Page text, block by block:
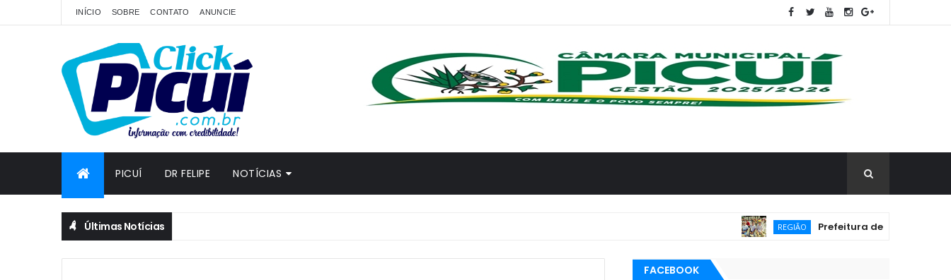
INÍCIO SOBRE CONTATO ANUNCIE
PICUÍ DR FELIPE NOTÍCIAS
Últimas Notícias REGIÃO Prefeitura de Frei Martinho
FACEBOOK